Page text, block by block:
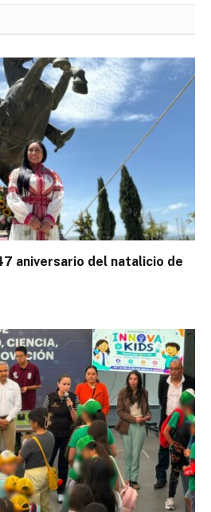
aniversario del natalicio de